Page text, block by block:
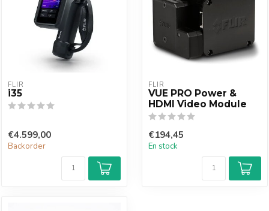
FLIR
i35
€4.599,00
Backorder
FLIR
VUE PRO Power &
HDMI Video Module
€194,45
En stock